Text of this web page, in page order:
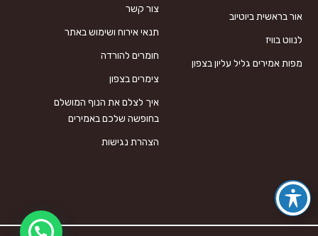
אור בראשית ביוטיוב
לנווט בוויז
מפות אמירים גליל עליון בצפון
צור קשר
תנאי אירוח ושימוש באתר
חומרים להורדה
צימרים בצפון
איך לצלם את הנוף המושלם
בחופשה שלכם באמירים
הצהרת נגישות